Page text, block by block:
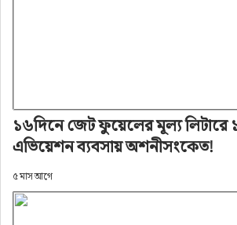
১৬দিনে জেট ফুয়েলের মূল্য লিটারে
এভিয়েশন ব্যবসায় অশনীসংকেত!
৫ মাস আগে